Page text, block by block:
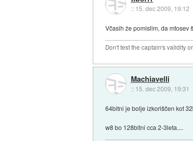
:: 15. dec 2009, 19:12
Včasih že pomislim, da mtosev
Don't test the captain's validity
Machiavelli
:: 15. dec 2009, 19:31
64bitni je bolje izkoriščen kot
w8 bo 128bitni cca 2-3leta....